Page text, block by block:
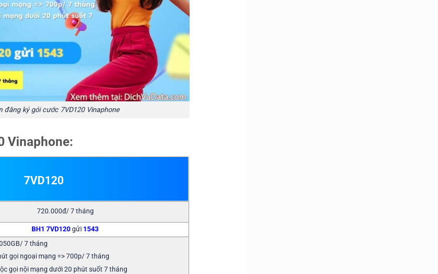
đăng ký gói cước 7VD120 Vinaphone
Vinaphone:
7VD120
720.000đ/ 7 tháng
BH1 7VD120gửi 1543
7 tháng
gọi ngoại mạng => 700p/ 7 tháng
gọi nội mạng dưới 20 phút suốt 7 tháng